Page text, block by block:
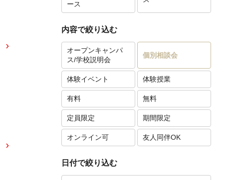
ース
内容で絞り込む
オープンキャンパ
ス/学校説明会
個別相談会
体験イベント 体験授業
有料 無料
定員限定 期間限定
オンライン可 友人同伴OK
日付で絞り込む